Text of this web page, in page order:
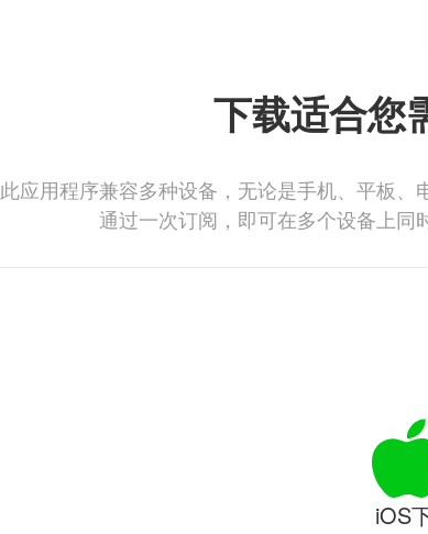
下载适合您
此应用程序兼容多种设备，无论是手机、平板、
通过一次订阅，即可在多个设备上同
iOS